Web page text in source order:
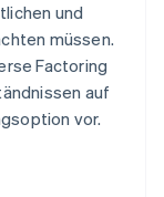
und
müssen.
Factoring
auf
vor.